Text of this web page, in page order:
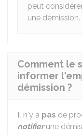
peut
une démission.
Comment le
informer
démission ?
Il n'y a pas de
notifierune